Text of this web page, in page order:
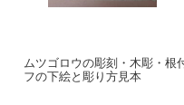
ムツゴロウの彫刻・木彫・根
フの下絵と彫り方見本